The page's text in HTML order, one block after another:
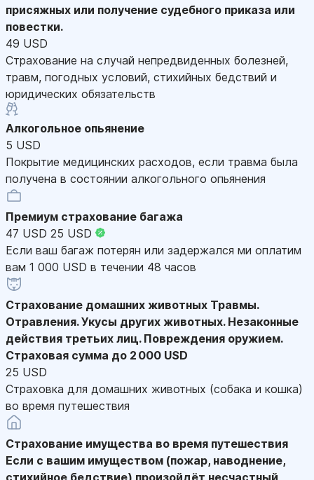
присяжных или получение судебного приказа или
повестки.
49 USD
Страхование на случай непредвиденных болезней,
травм, погодных условий, стихийных бедствий и
юридических обязательств
Алкогольное опьянение
5 USD
Покрытие медицинских расходов, если травма была
получена в состоянии алкогольного опьянения
Премиум страхование багажа
47 USD 25 USD
Если ваш багаж потерян или задержался ми оплатим
вам 1 000 USD в течении 48 часов
Страхование домашних животных Травмы.
Отравления. Укусы других животных. Незаконные
действия третьих лиц. Повреждения оружием.
Страховая сумма до 2 000 USD
25 USD
Страховка для домашних животных (собака и кошка)
во время путешествия
Страхование имущества во время путешествия
Если с вашим имуществом (пожар, наводнение,
стихийное бедствие) произойдёт несчастный